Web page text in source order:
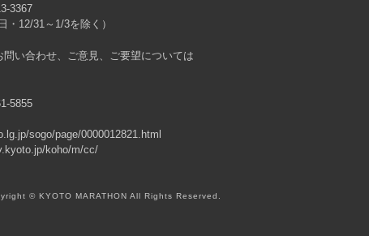
3367
12/31～1/3を除く）
い合わせ、ご意見、ご要望については
5855
sogo/page/0000012821.html
koho/m/cc/
© KYOTO MARATHON All Rights Reserved.